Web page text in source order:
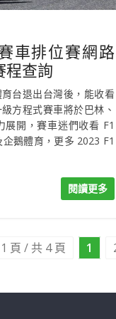
車排位賽網路
程查詢
台退出台灣後，能收看
方程式賽車將於巴林、
展開，賽車迷們收看 F1
鵝體育，更多 2023 F1
閱讀更多
頁 / 共 4 頁 1